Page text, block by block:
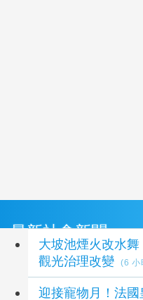
最新社會新聞
大坡池煙火改水舞 池上三年公民科學監測促成
觀光治理改變
(6 小
迎接寵物月！法